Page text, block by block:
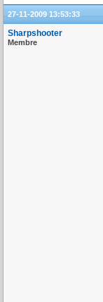
27-11-2009 13:53:33
Sharpshooter
Membre